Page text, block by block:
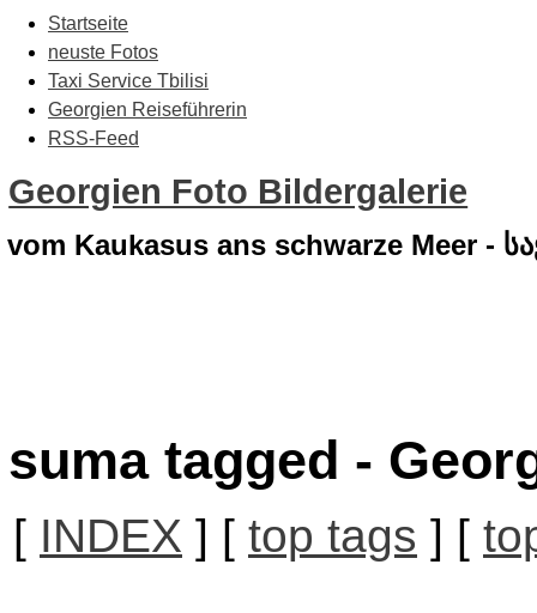
Startseite
neuste Fotos
Taxi Service Tbilisi
Georgien Reiseführerin
RSS-Feed
Georgien Foto Bildergalerie
vom Kaukasus ans schwarze Meer -
suma tagged -
[ INDEX ] [ top tags ] [